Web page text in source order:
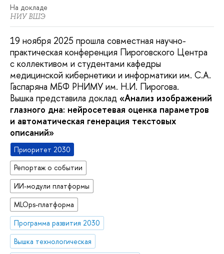
На докладе
НИУ ВШЭ
19 ноября 2025 прошла совместная научно-
практическая конференция Пироговского Центра
с коллективом и студентами кафедры
медицинской кибернетики и информатики им. С.А.
Гаспаряна МБФ РНИМУ им. Н.И. Пирогова.
Вышка представила доклад «Анализ изображений
глазного дна: нейросетевая оценка параметров
и автоматическая генерация текстовых
описаний»
Приоритет 2030
Репортаж о событии
ИИ-модули платформы
MLOps-платформа
Программа развития 2030
Вышка технологическая